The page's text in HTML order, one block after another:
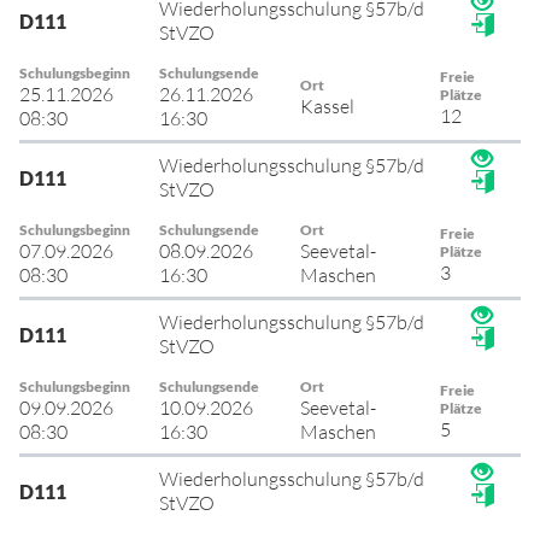
D111
Wiederholungsschulung §57b/d
StVZO
Schulungsbeginn
25.11.2026
08:30
Schulungsende
26.11.2026
16:30
Ort
Kassel
Freie
Plätze
12
D111
Wiederholungsschulung §57b/d
StVZO
Schulungsbeginn
07.09.2026
08:30
Schulungsende
08.09.2026
16:30
Ort
Seevetal-
Maschen
Freie
Plätze
3
D111
Wiederholungsschulung §57b/d
StVZO
Schulungsbeginn
09.09.2026
08:30
Schulungsende
10.09.2026
16:30
Ort
Seevetal-
Maschen
Freie
Plätze
5
D111
Wiederholungsschulung §57b/d
StVZO